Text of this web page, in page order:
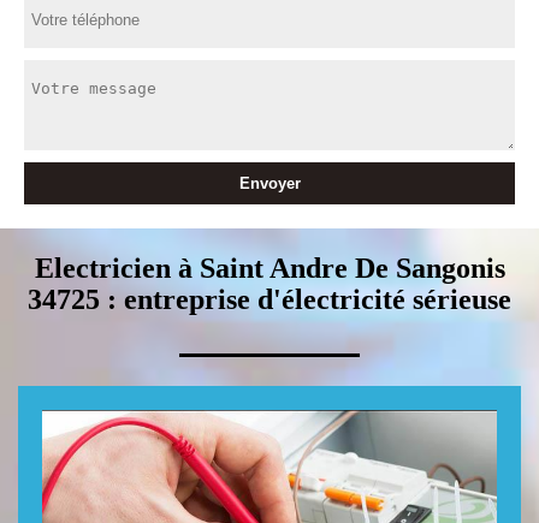
Electricien à Saint Andre De Sangonis
34725 : entreprise d'électricité sérieuse